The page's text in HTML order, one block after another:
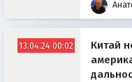
13.04.24 00:02
Китай